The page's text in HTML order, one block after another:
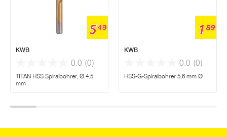
549
KWB
0.0 (0)
TITAN HSS Spiralbohrer, Ø 4.5
mm
189
KWB
0.0 (0)
HSS-G-Spiralbohrer 5,6 mm Ø